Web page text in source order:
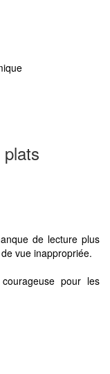
de lecture plus
vue inappropriée.
pour les